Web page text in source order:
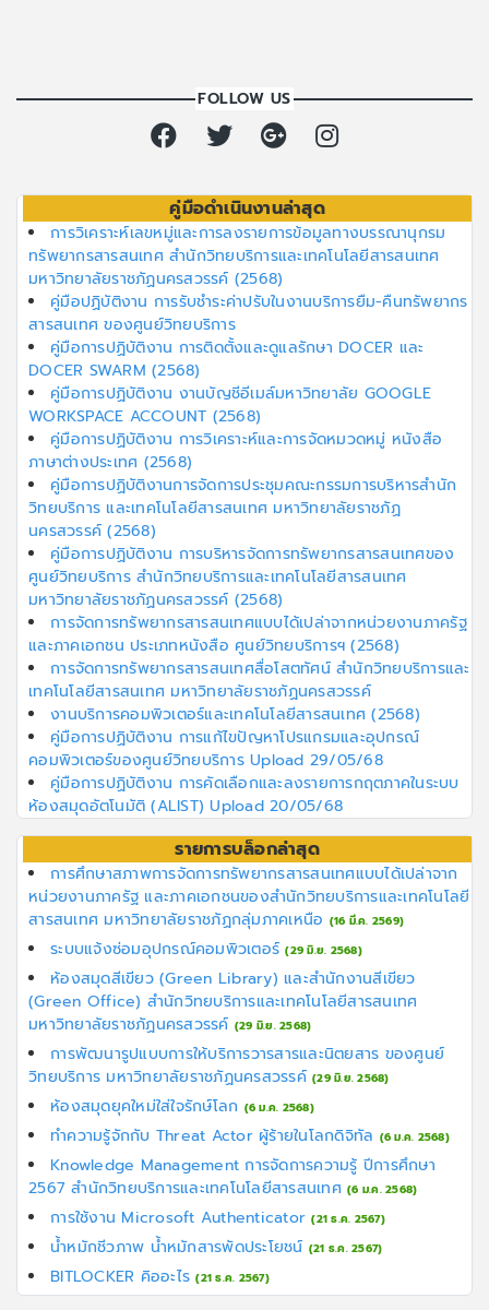
FOLLOW US
คู่มือดำเนินงานล่าสุด
การวิเคราะห์เลขหมู่และการลงรายการข้อมูลทางบรรณานุกรม
ทรัพยากรสารสนเทศ สำนักวิทยบริการและเทคโนโลยีสารสนเทศ
มหาวิทยาลัยราชภัฏนครสวรรค์ (2568)
คู่มือปฏิบัติงาน การรับชำระค่าปรับในงานบริการยืม-คืนทรัพยากร
สารสนเทศ ของศูนย์วิทยบริการ
คู่มือการปฏิบัติงาน การติดตั้งและดูแลรักษา DOCER และ
DOCER SWARM (2568)
คู่มือการปฏิบัติงาน งานบัญชีอีเมล์มหาวิทยาลัย GOOGLE
WORKSPACE ACCOUNT (2568)
คู่มือการปฏิบัติงาน การวิเคราะห์และการจัดหมวดหมู่ หนังสือ
ภาษาต่างประเทศ (2568)
คู่มือการปฏิบัติงานการจัดการประชุมคณะกรรมการบริหารสำนัก
วิทยบริการ และเทคโนโลยีสารสนเทศ มหาวิทยาลัยราชภัฏ
นครสวรรค์ (2568)
คู่มือการปฏิบัติงาน การบริหารจัดการทรัพยากรสารสนเทศของ
ศูนย์วิทยบริการ สำนักวิทยบริการและเทคโนโลยีสารสนเทศ
มหาวิทยาลัยราชภัฏนครสวรรค์ (2568)
การจัดการทรัพยากรสารสนเทศแบบได้เปล่าจากหน่วยงานภาครัฐ
และภาคเอกชน ประเภทหนังสือ ศูนย์วิทยบริการฯ (2568)
การจัดการทรัพยากรสารสนเทศสื่อโสตทัศน์ สำนักวิทยบริการและ
เทคโนโลยีสารสนเทศ มหาวิทยาลัยราชภัฏนครสวรรค์
งานบริการคอมพิวเตอร์และเทคโนโลยีสารสนเทศ (2568)
คู่มือการปฏิบัติงาน การแก้ไขปัญหาโปรแกรมและอุปกรณ์
คอมพิวเตอร์ของศูนย์วิทยบริการ Upload 29/05/68
คู่มือการปฏิบัติงาน การคัดเลือกและลงรายการกฤตภาคในระบบ
ห้องสมุดอัตโนมัติ (ALIST) Upload 20/05/68
รายการบล็อกล่าสุด
การศึกษาสภาพการจัดการทรัพยากรสารสนเทศแบบได้เปล่าจาก
หน่วยงานภาครัฐ และภาคเอกชนของสำนักวิทยบริการและเทคโนโลยี
สารสนเทศ มหาวิทยาลัยราชภัฏกลุ่มภาคเหนือ (16 มี.ค. 2569)
ระบบแจ้งซ่อมอุปกรณ์คอมพิวเตอร์(29 มิ.ย. 2568)
ห้องสมุดสีเขียว (Green Library) และสำนักงานสีเขียว
(Green Office) สำนักวิทยบริการและเทคโนโลยีสารสนเทศ
มหาวิทยาลัยราชภัฏนครสวรรค์ (29 มิ.ย. 2568)
การพัฒนารูปแบบการให้บริการวารสารและนิตยสาร ของศูนย์
วิทยบริการ มหาวิทยาลัยราชภัฏนครสวรรค์ (29 มิ.ย. 2568)
ห้องสมุดยุคใหม่ใส่ใจรักษ์โลก (6 ม.ค. 2568)
ทำความรู้จักกับ Threat Actor ผู้ร้ายในโลกดิจิทัล (6 ม.ค. 2568)
Knowledge Management การจัดการความรู้ ปีการศึกษา
2567 สำนักวิทยบริการและเทคโนโลยีสารสนเทศ (6 ม.ค. 2568)
การใช้งาน Microsoft Authenticator(21 ธ.ค. 2567)
น้ำหมักชีวภาพ น้ำหมักสารพัดประโยชน์ (21 ธ.ค. 2567)
BITLOCKER คิออะไร(21 ธ.ค. 2567)